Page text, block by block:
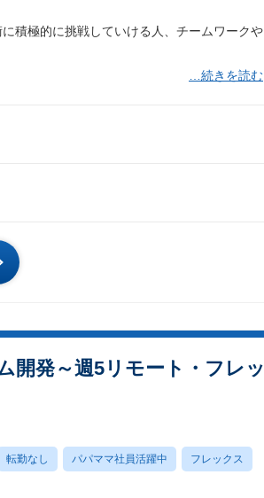
積極的に挑戦していける人、チームワークや
…続きを読む
開発～週5リモート・フレッ
転勤なし パパママ社員活躍中 フレックス